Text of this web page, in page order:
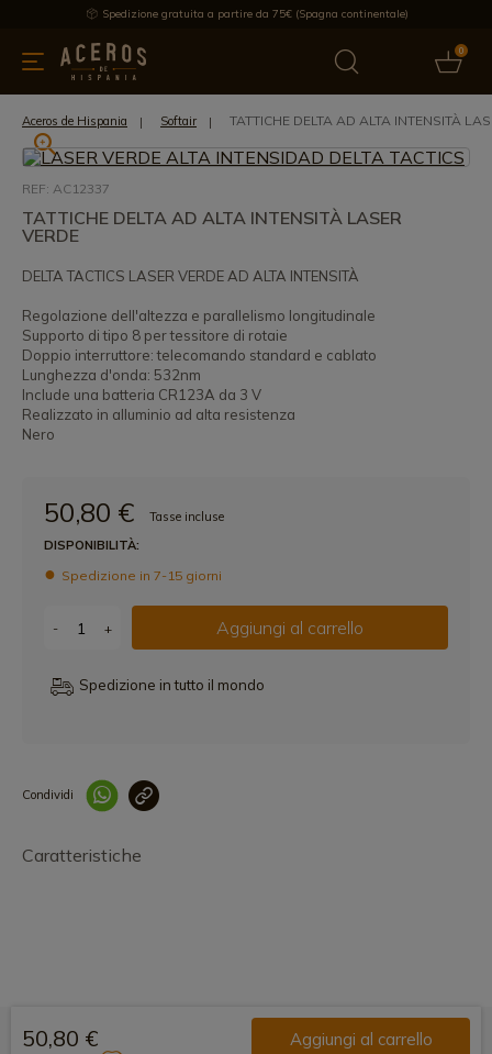
Spedizione gratuita a partire da 75€ (Spagna continentale)
0
cucina Offre Ultime notizie Venduti Marche
Aceros de Hispania Softair TATTICHE DELTA AD ALTA INTENSITÀ
REF: AC12337
TATTICHE DELTA AD ALTA INTENSITÀ LASER
VERDE
DELTA TACTICS LASER VERDE AD ALTA INTENSITÀ
Regolazione dell'altezza e parallelismo longitudinale
Supporto di tipo 8 per tessitore di rotaie
Doppio interruttore: telecomando standard e cablato
Lunghezza d'onda: 532nm
Include una batteria CR123A da 3 V
Realizzato in alluminio ad alta resistenza
Nero
50,80 €
Tasse incluse
DISPONIBILITÀ:
Spedizione in 7-15 giorni
- + Aggiungi al carrello
Spedizione in tutto il mondo
Condividi
Caratteristiche
50,80 € Aggiungi al carrello